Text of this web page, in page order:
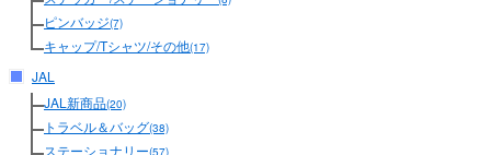
ピンバッジ(7)
キャップ/Tシャツ/その他(17)
JAL
JAL新商品(20)
トラベル＆バッグ(38)
ステーショナリー